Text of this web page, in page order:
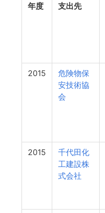
年度 支出先
2015
危険物保
安技術協
会
2015
千代田化
工建設株
式会社